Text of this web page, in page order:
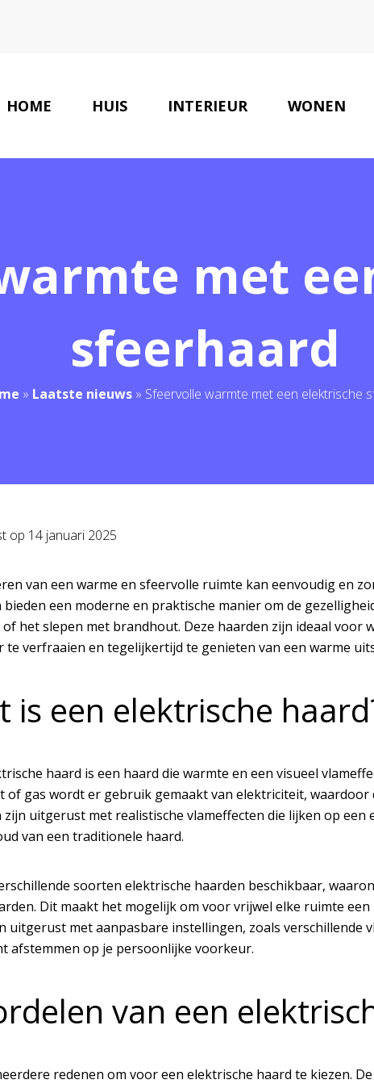
HOME HUIS INTERIEUR WONEN
met
sfeerhaard
» Laatste nieuws» Sfeervolle warmte met een elektrische
op 14 januari 2025
van een warme en sfeervolle ruimte kan eenvoudig en
bieden een moderne en praktische manier om de
of het slepen met brandhout. Deze haarden zijn ideaal
te verfraaien en tegelijkertijd te genieten van een warme
is een elektrische
haard is een haard die warmte en een visueel
of gas wordt er gebruik gemaakt van elektriciteit,
zijn uitgerust met realistische vlameffecten die lijken op
van een traditionele haard.
soorten elektrische haarden beschikbaar,
Dit maakt het mogelijk om voor vrijwel elke ruimte
uitgerust met aanpasbare instellingen, zoals verschillende
afstemmen op je persoonlijke voorkeur.
van een
redenen om voor een elektrische haard te kiezen.